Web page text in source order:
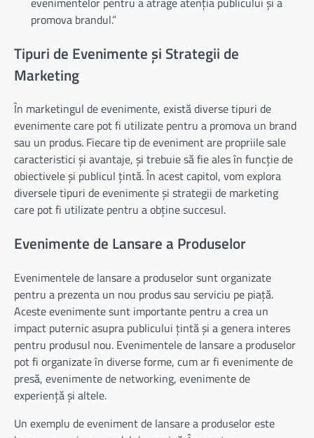
promova brandul.”
Tipuri de Evenimente și Strategii de
Marketing
În marketingul de evenimente, există diverse tipuri de
evenimente care pot fi utilizate pentru a promova un brand
sau un produs. Fiecare tip de eveniment are propriile sale
caracteristici și avantaje, și trebuie să fie ales în funcție de
obiectivele și publicul țintă. În acest capitol, vom explora
diversele tipuri de evenimente și strategii de marketing
care pot fi utilizate pentru a obține succesul.
Evenimente de Lansare a Produselor
Evenimentele de lansare a produselor sunt organizate
pentru a prezenta un nou produs sau serviciu pe piață.
Aceste evenimente sunt importante pentru a crea un
impact puternic asupra publicului țintă și a genera interes
pentru produsul nou. Evenimentele de lansare a produselor
pot fi organizate în diverse forme, cum ar fi evenimente de
presă, evenimente de networking, evenimente de
experiență și altele.
Un exemplu de eveniment de lansare a produselor este